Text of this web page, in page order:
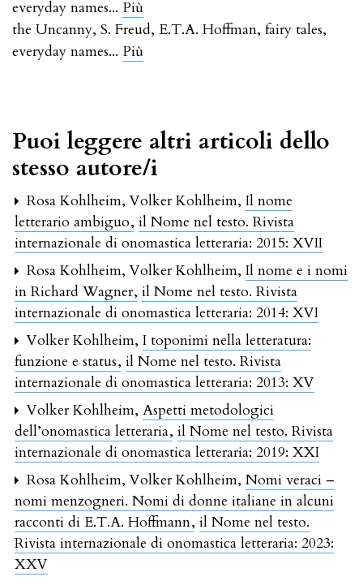
everyday names... Più
the Uncanny, S. Freud, E.T.A. Hoffman, fairy tales,
everyday names... Più
Puoi leggere altri articoli dello
stesso autore/i
Rosa Kohlheim, Volker Kohlheim, Il nome
letterario ambiguo, il Nome nel testo. Rivista
internazionale di onomastica letteraria: 2015: XVII
Rosa Kohlheim, Volker Kohlheim, Il nome e i nomi
in Richard Wagner, il Nome nel testo. Rivista
internazionale di onomastica letteraria: 2014: XVI
Volker Kohlheim, I toponimi nella letteratura:
funzione e status, il Nome nel testo. Rivista
internazionale di onomastica letteraria: 2013: XV
Volker Kohlheim, Aspetti metodologici
dell’onomastica letteraria, il Nome nel testo. Rivista
internazionale di onomastica letteraria: 2019: XXI
Rosa Kohlheim, Volker Kohlheim, Nomi veraci –
nomi menzogneri. Nomi di donne italiane in alcuni
racconti di E.T.A. Hoffmann, il Nome nel testo.
Rivista internazionale di onomastica letteraria: 2023:
XXV